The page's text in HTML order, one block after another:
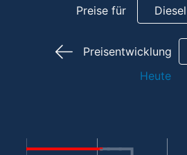
Preise für Diesel
Preisentwicklung
Heute